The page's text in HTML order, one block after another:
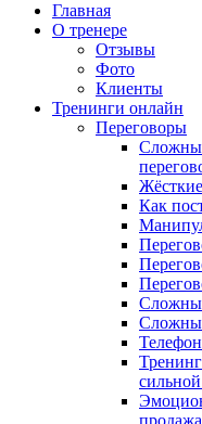
Главная
О тренере
Отзывы
Фото
Клиенты
Тренинги онлайн
Переговоры
Как